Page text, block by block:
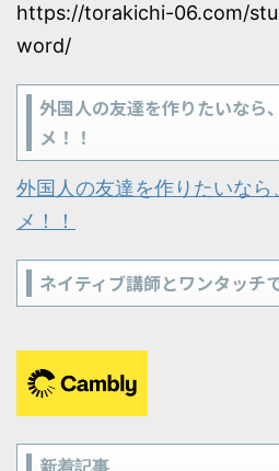
https://torakichi-06.com/
word/
外国人の友達を作りたいなら
メ！！
外国人の友達を作りたいな
メ！！
ネイティブ講師とワンタッチ
新着記事